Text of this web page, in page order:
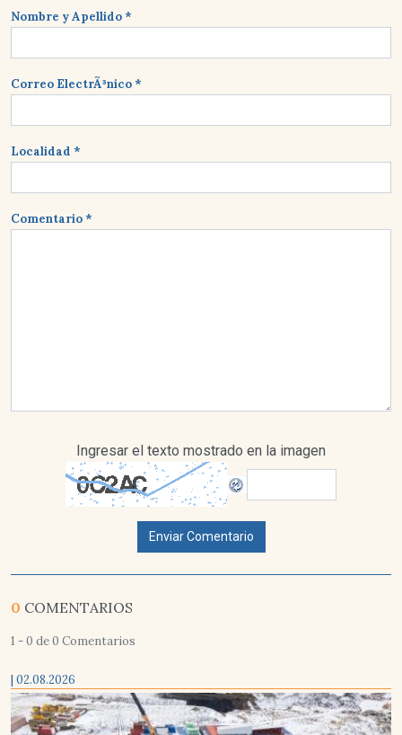
Nombre y Apellido *
Correo ElectrÃ³nico *
Localidad *
Comentario *
Ingresar el texto mostrado en la imagen
Enviar Comentario
0 COMENTARIOS
1 - 0 de 0 Comentarios
| 02.08.2026